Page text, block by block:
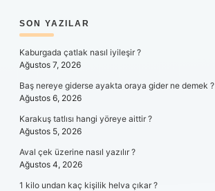
SIDEBAR
SON YAZILAR
Kaburgada çatlak nasıl iyileşir ?
Ağustos 7, 2026
Baş nereye giderse ayakta oraya gider ne demek ?
Ağustos 6, 2026
Karakuş tatlısı hangi yöreye aittir ?
Ağustos 5, 2026
Aval çek üzerine nasıl yazılır ?
Ağustos 4, 2026
1 kilo undan kaç kişilik helva çıkar ?